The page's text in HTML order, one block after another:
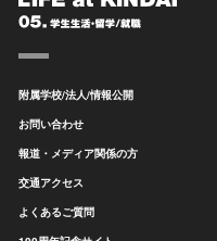
附属学校/法人/情報公開
お問い合わせ
報道・メディア関係の方
交通アクセス
よくあるご質問